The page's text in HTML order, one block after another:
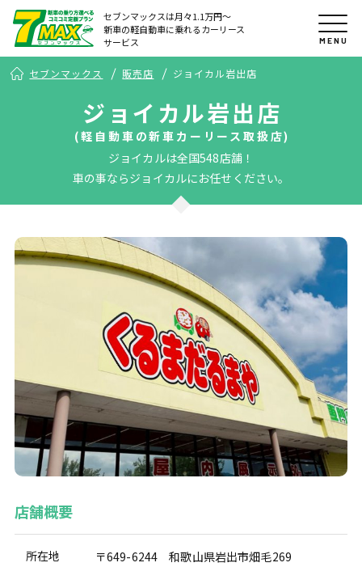
セブンマックスは月々1.1万円〜
新車の軽自動車に乗れるカーリース
サービス
MENU
セブンマックス 販売店 ジョイカル岩出店
ジョイカル岩出店
(軽自動車の新車カーリース取扱店)
ジョイカルは全国548店舗！
車の事ならジョイカルにお任せください。
店舗概要
所在地 〒649-6244 和歌山県岩出市畑毛269